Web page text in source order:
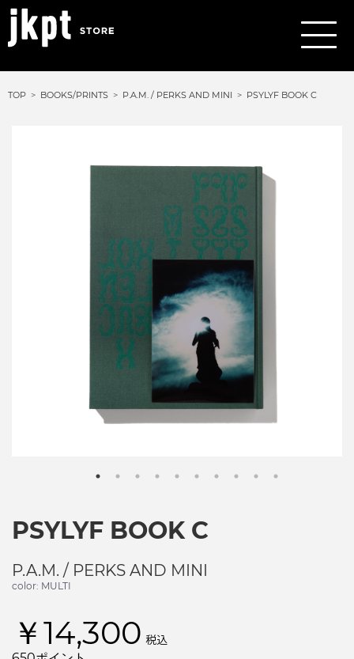
TOP BOOKS/PRINTS P.A.M. / PERKS AND MINI PSYLYF BOOK C
PSYLYF BOOK C
P.A.M. / PERKS AND MINI
color: MULTI
￥14,300 税込